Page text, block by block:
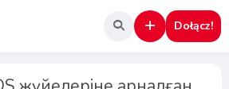
Dołącz!